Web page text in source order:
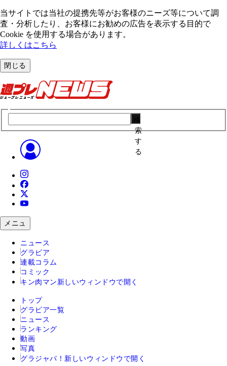
当サイトでは当社の提携先等がお客様のニーズ等について調
査・分析したり、お客様にお勧めの広告を表⽰する⽬的で
Cookie を使⽤する場合があります。
詳しくはこちら
閉じる
索
す
る
メニュ
ニュース
グラビア
連載コラム
コミック
キン肉マン 新しいウィンドウで開く
トップ
グラビア一覧
ニュース
ランキング
動画
写真
グラジャパ！ 新しいウィンドウで開く